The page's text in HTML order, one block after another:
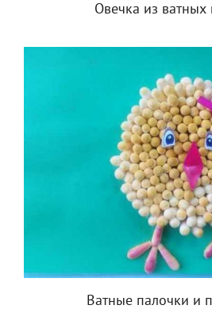
Овечка из ватных
Ватные палочки и